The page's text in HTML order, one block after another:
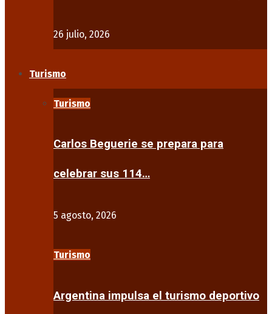
26 julio, 2026
Turismo
Turismo
Carlos Beguerie se prepara para
celebrar sus 114…
5 agosto, 2026
Turismo
Argentina impulsa el turismo deportivo